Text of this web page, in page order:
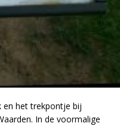
en het trekpontje bij
In de voormalige